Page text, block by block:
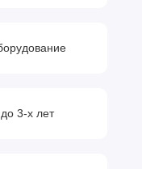
3-х лет